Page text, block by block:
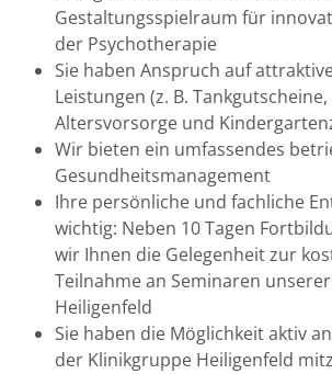
Gestaltungsspielraum für
der Psychotherapie
Sie haben Anspruch auf
Leistungen (z. B.
Altersvorsorge und
Wir bieten ein umfassendes
Gesundheitsmanagement
Ihre persönliche und fachliche
wichtig: Neben 10 Tagen
wir Ihnen die Gelegenheit zur
Teilnahme an Seminaren
Heiligenfeld
Sie haben die Möglichkeit aktiv
der Klinikgruppe Heiligenfeld